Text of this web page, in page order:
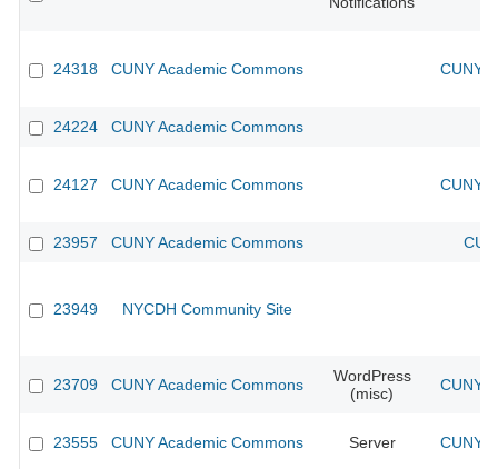
24318 CUNY Academic Commons CUNY
24224 CUNY Academic Commons
24127 CUNY Academic Commons CUNY
23957 CUNY Academic Commons
23949 NYCDH Community Site
23709 CUNY Academic Commons
WordPress
(misc)
CUNY
23555 CUNY Academic Commons Server CUNY